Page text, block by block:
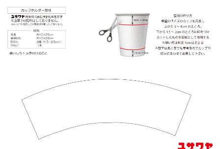
店頭講習会
ユザワヤオリジナルレシピ